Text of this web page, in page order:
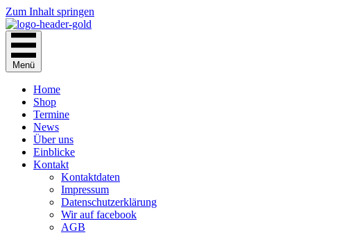
Zum Inhalt springen
Menü
Home
Shop
Termine
News
Über uns
Einblicke
Kontakt
Kontaktdaten
Impressum
Datenschutzerklärung
Wir auf facebook
AGB